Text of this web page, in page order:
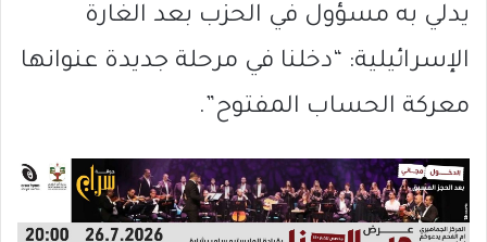
يدلي به مسؤول في الحزب بعد الغارة
الإسرائيلية: “دخلنا في مرحلة جديدة عنوانها
معركة الحساب المفتوح”.